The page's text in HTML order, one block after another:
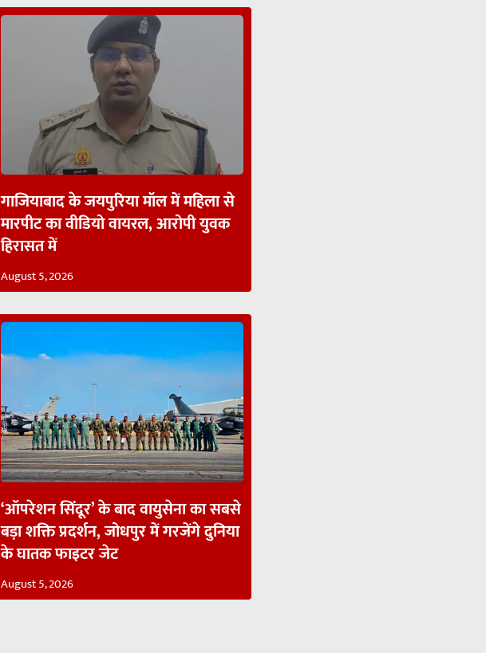
गाजियाबाद के जयपुरिया मॉल में महिला से
मारपीट का वीडियो वायरल, आरोपी युवक
हिरासत में
August 5, 2026
‘ऑपरेशन सिंदूर’ के बाद वायुसेना का सबसे
बड़ा शक्ति प्रदर्शन, जोधपुर में गरजेंगे दुनिया
के घातक फाइटर जेट
August 5, 2026